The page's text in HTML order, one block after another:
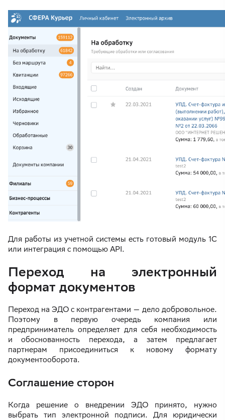
Для работы из учетной системы есть готовый модуль 1С
или интеграция с помощью API.
Переход на электронный
формат документов
Переход на ЭДО с контрагентами — дело добровольное.
Поэтому в первую очередь компания или
предприниматель определяет для себя необходимость
и обоснованность перехода, а затем предлагает
партнерам присоединиться к новому формату
документооборота.
Соглашение сторон
Когда решение о внедрении ЭДО принято, нужно
выбрать тип электронной подписи. Для юридически